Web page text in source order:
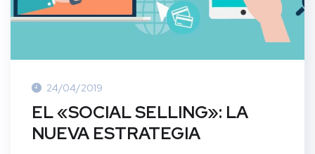
24/04/2019
EL «SOCIAL SELLING»: LA
NUEVA ESTRATEGIA